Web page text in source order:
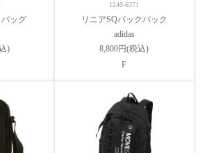
ッグ
)
1240-6371
リニアSQバックパック
adidas
8,800円(税込)
F